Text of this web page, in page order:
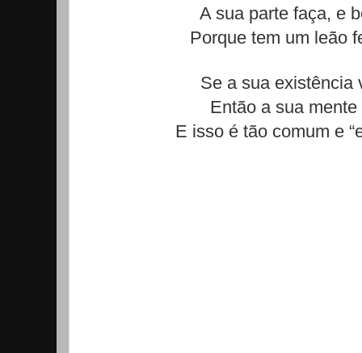
A sua parte faça, e
Porque tem um leão
Se a sua existência
Então a sua
E isso é tão comum e